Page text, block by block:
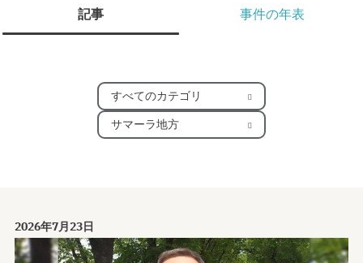
記事 事件の年表
すべてのカテゴリ
サマーラ地方
2026年7月23日